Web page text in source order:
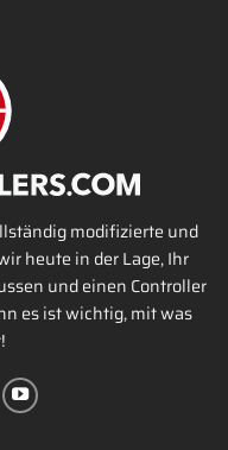
modifizierte und
heute in der Lage, Ihr
und einen Controller
es ist wichtig, mit was